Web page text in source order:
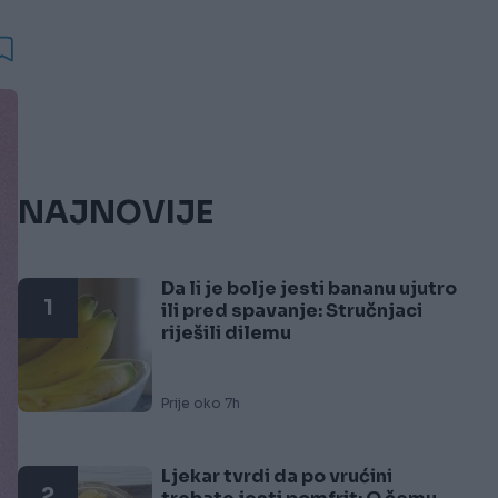
NAJNOVIJE
1
Da li je bolje jesti bananu ujutro
ili pred spavanje: Stručnjaci
riješili dilemu
Prije oko 7h
Ljekar tvrdi da po vrućini